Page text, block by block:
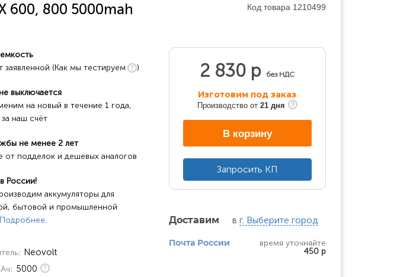
600, 800 5000mah Код товара 1210499
заявленной (Как мы тестируем
)
выключается
на новый в течение 1 года,
наш счёт
не менее 2 лет
от подделок и дешевых аналогов
России!
аккумуляторы для
бытовой и промышленной
Подробнее.
Neovolt
5000
2 830 р без НДС
Изготовим под заказ
Производство от 21 дня
В корзину
Запросить КП
Доставим в г. Выберите город
Почта России
время уточняйте
450 р